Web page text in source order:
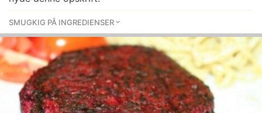
SMUGKIG PÅ INGREDIENSER